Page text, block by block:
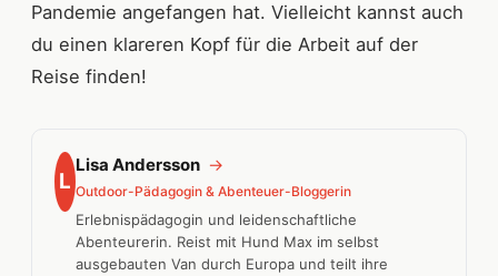
Pandemie angefangen hat. Vielleicht kannst auch
du einen klareren Kopf für die Arbeit auf der
Reise finden!
L
Lisa Andersson →
Outdoor-Pädagogin & Abenteuer-Bloggerin
Erlebnispädagogin und leidenschaftliche
Abenteurerin. Reist mit Hund Max im selbst
ausgebauten Van durch Europa und teilt ihre